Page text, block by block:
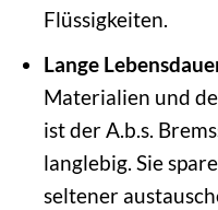
Flüssigkeiten.
Lange
Materialien und
ist der A.b.s.
langlebig. Sie
seltener